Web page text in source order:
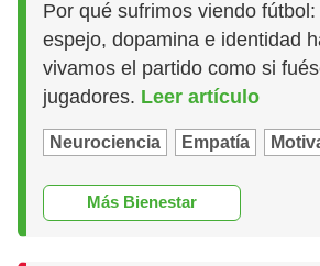
Por qué sufrimos viendo
espejo, dopamina e identidad
vivamos el partido como si
jugadores. Leer artículo
Neurociencia Empatía
Más Bienestar